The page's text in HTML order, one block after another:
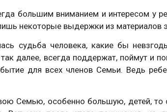
большим вниманием и интересом у
некоторые выдержки из материалов
судьба человека, какие бы
так далее, всегда поддержат, поймут и
для всех членов Семьи. Ведь
Семью, особенно большую, детей, то